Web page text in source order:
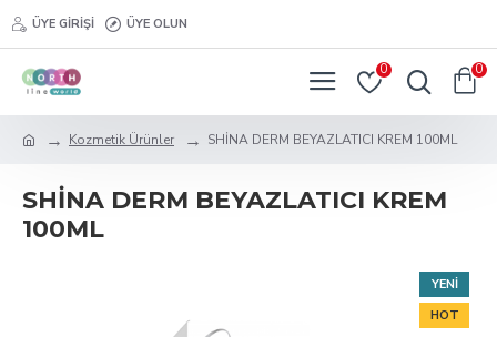
ÜYE GIRIŞI ÜYE OLUN
0 0
Kozmetik Ürünler SHİNA DERM BEYAZLATICI KREM 100ML
SHİNA DERM BEYAZLATICI KREM
100ML
YENI
HOT